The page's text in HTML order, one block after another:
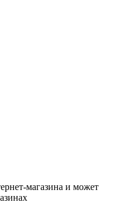
магазина и может